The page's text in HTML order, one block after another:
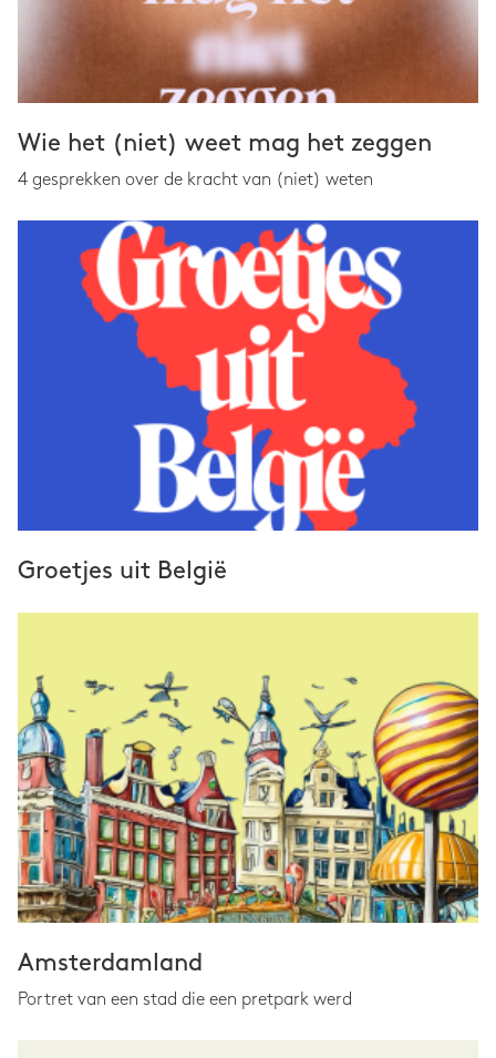
Wie het (niet) weet mag het zeggen
4 gesprekken over de kracht van (niet) weten
Groetjes uit België
Amsterdamland
Portret van een stad die een pretpark werd